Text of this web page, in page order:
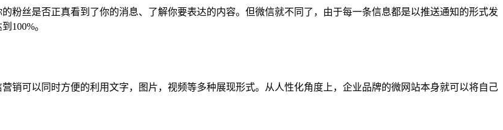
粉丝是否正真看到了你的消息、了解你要表达的内容。但微信就不同了，由于每一条信息都是以推送通知的形式发
100%。
销可以同时方便的利用文字，图片，视频等多种展现形式。从人性化角度上，企业品牌的微网站本身就可以将自己